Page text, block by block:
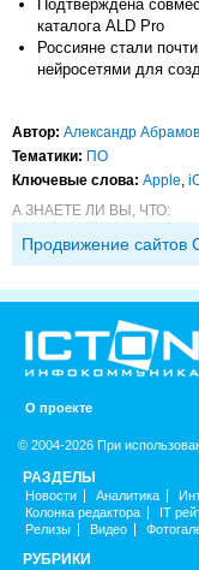
Подтверждена
каталога ALD Pro
Россияне стали
нейросетями для
Автор: Александр Абрамов
Тематики: ПО
Ключевые слова: Apple,
А ЗНАЕТЕ ЛИ ВЫ, ЧТО:
Продвижение сайтов
О проекте
© 2004-2026 При
РАЗДЕЛЫ
Новости Аналитика
Колонка редактора
IT
Релизы
Видео
РУБРИКИ